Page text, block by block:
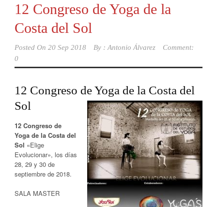
12 Congreso de Yoga de la
Costa del Sol
Posted On 20 Sep 2018 By : Antonio Álvarez
Comment:
0
12 Congreso de Yoga de la Costa del
Sol
12 Congreso de
Yoga de la Costa del
Sol «Elige
Evolucionar», los días
28, 29 y 30 de
septiembre de 2018.
SALA MASTER